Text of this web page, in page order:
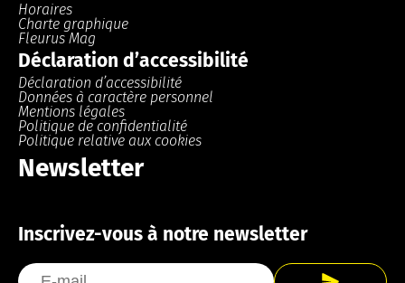
Horaires
Charte graphique
Fleurus Mag
Déclaration d’accessibilité
Déclaration d’accessibilité
Données à caractère personnel
Mentions légales
Politique de confidentialité
Politique relative aux cookies
Newsletter
Inscrivez-vous à notre newsletter